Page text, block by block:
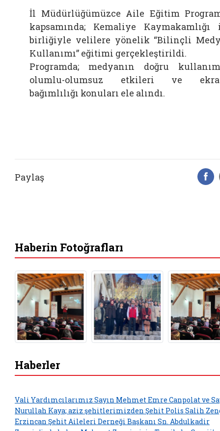
İl Müdürlüğümüzce Aile Eğitim
kapsamında; Kemaliye Kaymakamlığı
birliğiyle velilere yönelik “Bilinçli
Kullanımı” eğitimi gerçekleştirildi.
Programda; medyanın doğru
olumlu-olumsuz etkileri ve
bağımlılığı konuları ele alındı.
Paylaş
Haberin Fotoğrafları
Haberler
Vali Yardımcılarımız Sayın Mehmet Emre Canpolat ve
Nurullah Kaya; aziz şehitlerimizden Şehit Polis Salih
Erzincan Şehit Aileleri Derneği Başkanı Sn. Abdulkadir